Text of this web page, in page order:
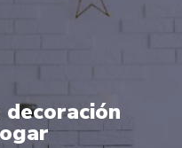
decoración